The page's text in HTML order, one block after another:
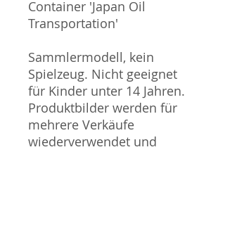
Container 'Japan Oil
Transportation'
Sammlermodell, kein
Spielzeug. Nicht geeignet
für Kinder unter 14 Jahren.
Produktbilder werden für
mehrere Verkäufe
wiederverwendet und